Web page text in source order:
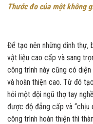
Thước đo của một không
Để tạo nên những dinh thự,
vật liệu cao cấp và sang
công trình này cũng có
và hoàn thiện cao. Từ đó
hỏi một đội ngũ thợ tay
được độ đẳng cấp và “chịu
công trình hoàn thiện thì